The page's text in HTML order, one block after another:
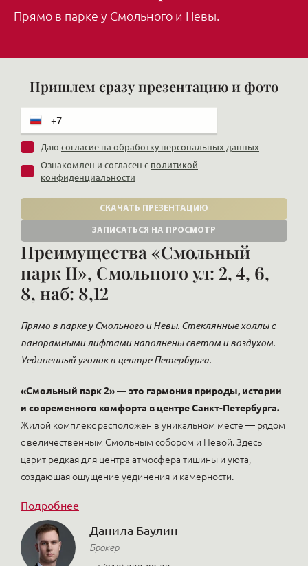
Прямо в парке у Смольного и Невы.
Пришлем сразу презентацию и фото
Даю согласие на обработку персональных данных
Ознакомлен и согласен с политикой
конфиденциальности
СКАЧАТЬ ПРЕЗЕНТАЦИЮ
ЗАПИСАТЬСЯ НА ПРОСМОТР
Преимущества «Смольный
парк II», Смольного ул: 2, 4, 6,
8, наб: 8,12
Прямо в парке у Смольного и Невы. Стеклянные холлы с
панорамными лифтами наполнены светом и воздухом.
Уединенный уголок в центре Петербурга.
«Смольный парк 2» — это гармония природы, истории
и современного комфорта в центре Санкт-Петербурга.
Жилой комплекс расположен в уникальном месте — рядом
с величественным Смольным собором и Невой. Здесь
царит редкая для центра атмосфера тишины и уюта,
создающая ощущение уединения и камерности.
Подробнее
Данила Баулин
Брокер